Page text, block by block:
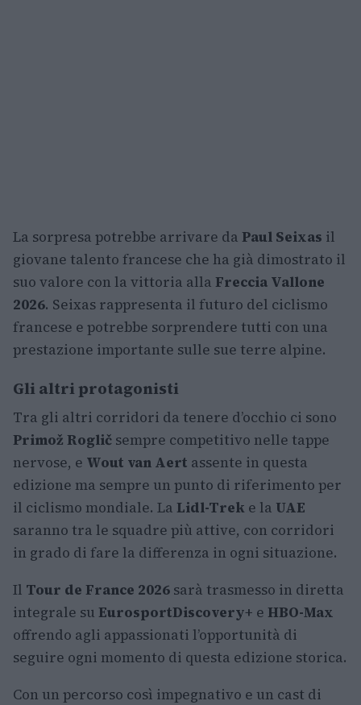
La sorpresa potrebbe arrivare da Paul Seixas il
giovane talento francese che ha già dimostrato il
suo valore con la vittoria alla Freccia Vallone
2026. Seixas rappresenta il futuro del ciclismo
francese e potrebbe sorprendere tutti con una
prestazione importante sulle sue terre alpine.
Gli altri protagonisti
Tra gli altri corridori da tenere d’occhio ci sono
Primož Roglič sempre competitivo nelle tappe
nervose, e Wout van Aert assente in questa
edizione ma sempre un punto di riferimento per
il ciclismo mondiale. La Lidl-Trek e la UAE
saranno tra le squadre più attive, con corridori
in grado di fare la differenza in ogni situazione.
Il Tour de France 2026 sarà trasmesso in diretta
integrale su EurosportDiscovery+ e HBO-Max
offrendo agli appassionati l’opportunità di
seguire ogni momento di questa edizione storica.
Con un percorso così impegnativo e un cast di